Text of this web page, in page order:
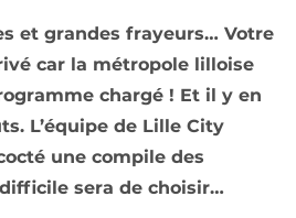
et grandes frayeurs… Votre
car la métropole lilloise
chargé ! Et il y en
L’équipe de Lille City
une compile des
sera de choisir…